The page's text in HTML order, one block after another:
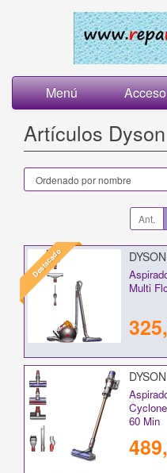
Menú Acceso
Artículos Dyson
Ant.
Destacado
Multi
60 Min